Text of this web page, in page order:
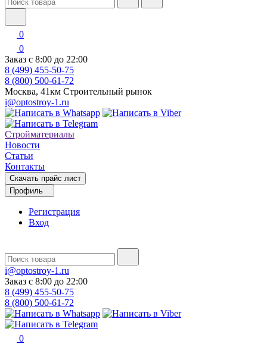
0
0
Заказ с 8:00 до 22:00
8 (499) 455-50-75
8 (800) 500-61-72
Москва, 41км Строительный рынок
i@optostroy-1.ru
Стройматериалы
Новости
Статьи
Контакты
Скачать прайс лист
Профиль
Регистрация
Вход
i@optostroy-1.ru
Заказ с 8:00 до 22:00
8 (499) 455-50-75
8 (800) 500-61-72
0